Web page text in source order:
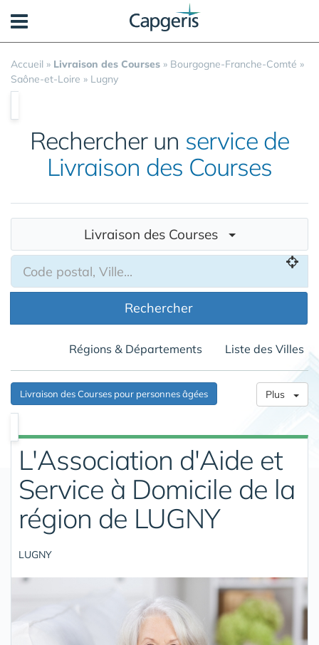
Accueil » Livraison des Courses » Bourgogne-Franche-Comté »
Saône-et-Loire » Lugny
Rechercher un service de
Livraison des Courses
Livraison des Courses
Rechercher
Régions & Départements Liste des Villes
Livraison des Courses pour personnes âgées Plus
L'Association d'Aide et
Service à Domicile de la
région de LUGNY
LUGNY